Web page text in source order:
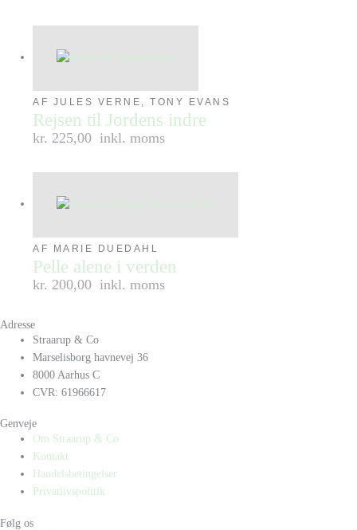
AF JULES VERNE, TONY EVANS
Rejsen til Jordens indre
kr. 225,00 inkl. moms
AF MARIE DUEDAHL
Pelle alene i verden
kr. 200,00 inkl. moms
Adresse
Straarup & Co
Marselisborg havnevej 36
8000 Aarhus C
CVR: 61966617
Genveje
Om Straarup & Co
Kontakt
Handelsbetingelser
Privatlivspolitik
Følg os